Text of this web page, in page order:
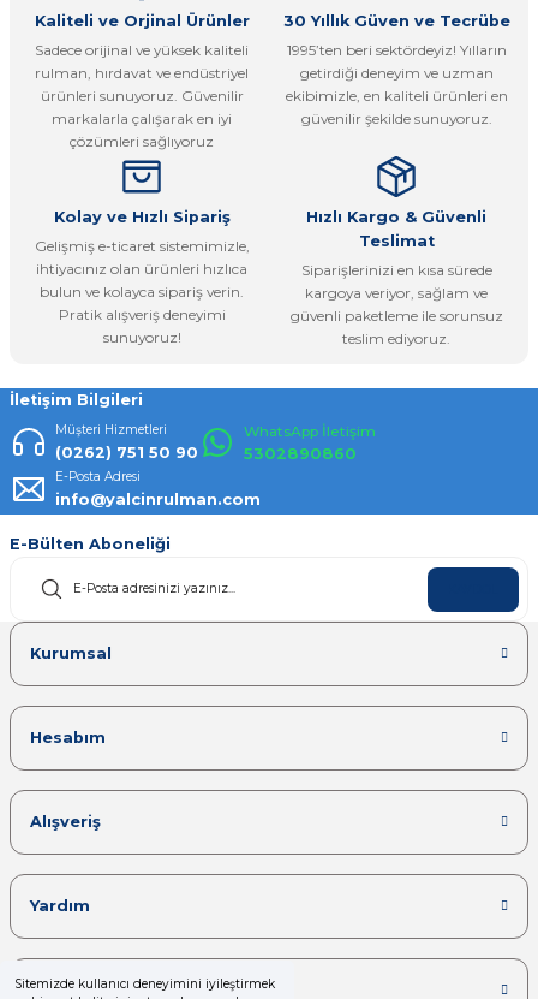
Sitemizde kullanıcı deneyimini iyileştirmek
Ürün resmi kalitesiz, bozuk veya görüntülenemiyor.
Ürün açıklamasında eksik bilgiler bulunuyor.
Ürün bilgilerinde hatalar bulunuyor.
Ürün fiyatı diğer sitelerden daha pahalı.
Bu ürüne benzer farklı alternatifler olmalı.
Gönder
Kaliteli ve Orjinal Ürünler
Sadece orijinal ve yüksek kaliteli
rulman, hırdavat ve endüstriyel
ürünleri sunuyoruz. Güvenilir
markalarla çalışarak en iyi
çözümleri sağlıyoruz
30 Yıllık Güven ve Tecrübe
1995’ten beri sektördeyiz! Yılların
getirdiği deneyim ve uzman
ekibimizle, en kaliteli ürünleri en
güvenilir şekilde sunuyoruz.
Kolay ve Hızlı Sipariş
Gelişmiş e-ticaret sistemimizle,
ihtiyacınız olan ürünleri hızlıca
bulun ve kolayca sipariş verin.
Pratik alışveriş deneyimi
sunuyoruz!
Hızlı Kargo & Güvenli
Teslimat
Siparişlerinizi en kısa sürede
kargoya veriyor, sağlam ve
güvenli paketleme ile sorunsuz
teslim ediyoruz.
İletişim Bilgileri
Müşteri Hizmetleri
(0262) 751 50 90
WhatsApp İletişim
5302890860
E-Posta Adresi
info@yalcinrulman.com
E-Bülten Aboneliği
Kurumsal
Hesabım
Alışveriş
Yardım
Kategoriler